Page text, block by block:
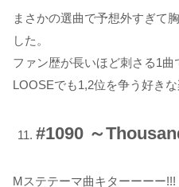
まさかの選曲で予想外すぎて
した。
ファン歴が長いほど刺さる1曲
LOOSEでも1,2位を争う好き
#1090 ～
Mステテーマ曲キターーーー!!!